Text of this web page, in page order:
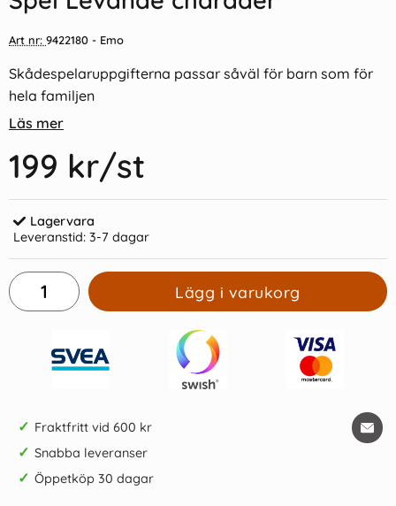
Art nr: 9422180 - Emo
Skådespelaruppgifterna passar såväl för barn som för
hela familjen
Läs mer
199 kr/st
Lagervara
Leveranstid: 3-7 dagar
Lägg i varukorg
✓ Fraktfritt vid 600 kr
✓ Snabba leveranser
✓ Öppetköp 30 dagar